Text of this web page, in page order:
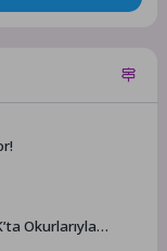
Okurlarıyla